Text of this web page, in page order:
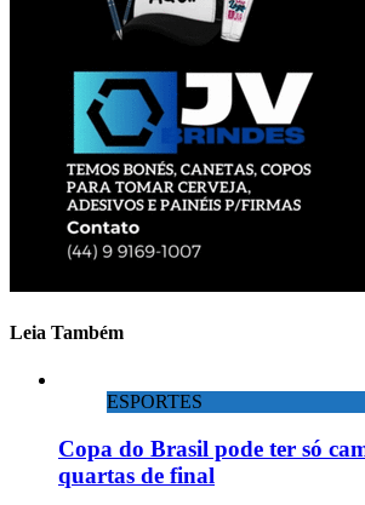
Leia Também
ESPORTES
Copa do Brasil pode ter só
quartas de final